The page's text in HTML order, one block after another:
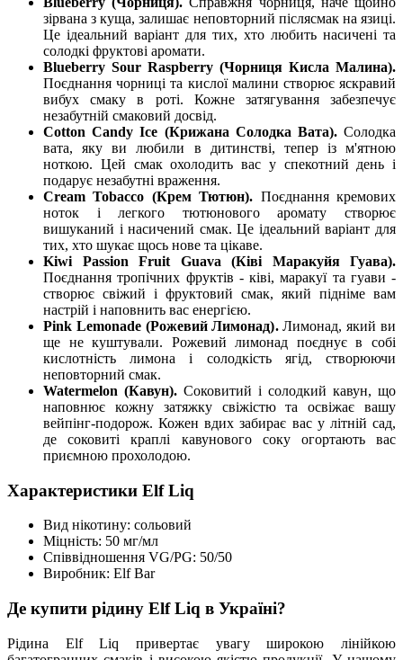
зірвана з куща, залишає неповторний післясмак на язиці.
Це ідеальний варіант для тих, хто любить насичені та
солодкі фруктові аромати.
Blueberry Sour Raspberry (Чорниця Кисла Малина).
Поєднання чорниці та кислої малини створює яскравий
вибух смаку в роті. Кожне затягування забезпечує
незабутній смаковий досвід.
Cotton Candy Ice (Крижана Солодка Вата). Солодка
вата, яку ви любили в дитинстві, тепер із м'ятною
ноткою. Цей смак охолодить вас у спекотний день і
подарує незабутні враження.
Cream Tobacco (Крем Тютюн). Поєднання кремових
ноток і легкого тютюнового аромату створює
вишуканий і насичений смак. Це ідеальний варіант для
тих, хто шукає щось нове та цікаве.
Kiwi Passion Fruit Guava (Ківі Маракуйя Гуава).
Поєднання тропічних фруктів - ківі, маракуї та гуави -
створює свіжий і фруктовий смак, який підніме вам
настрій і наповнить вас енергією.
Pink Lemonade (Рожевий Лимонад).Лимонад, який ви
ще не куштували. Рожевий лимонад поєднує в собі
кислотність лимона і солодкість ягід, створюючи
неповторний смак.
Watermelon (Кавун). Соковитий і солодкий кавун, що
наповнює кожну затяжку свіжістю та освіжає вашу
вейпінг-подорож. Кожен вдих забирає вас у літній сад,
де соковиті краплі кавунового соку огортають вас
приємною прохолодою.
Характеристики Elf Liq
Вид нікотину: сольовий
Міцність: 50 мг/мл
Співвідношення VG/PG: 50/50
Виробник: Elf Bar
Де купити рідину Elf Liq в Україні?
Рідина Elf Liq привертає увагу широкою лінійкою